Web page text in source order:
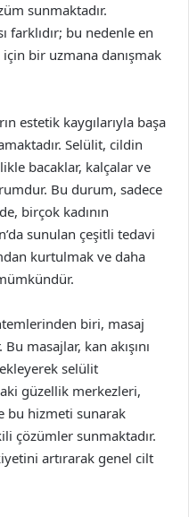
sunmaktadır.
farklıdır; bu nedenle en
bir uzmana danışmak
estetik kaygılarıyla başa
Selülit, cildin
bacaklar, kalçalar ve
Bu durum, sadece
birçok kadının
sunulan çeşitli tedavi
kurtulmak ve daha
biri, masaj
masajlar, kan akışını
selülit
güzellik merkezleri,
bu hizmeti sunarak
çözümler sunmaktadır.
artırarak genel cilt